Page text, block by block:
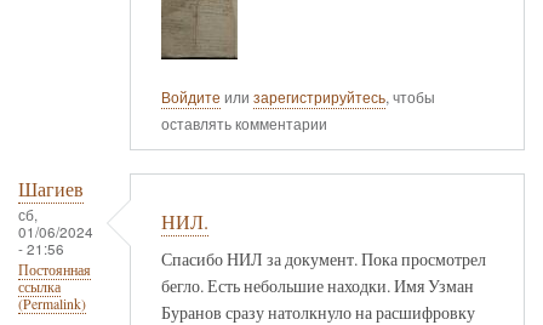
Войдите или зарегистрируйтесь, чтобы
оставлять комментарии
Шагиев
сб,
01/06/2024
- 21:56
Постоянная
ссылка
(Permalink)
НИЛ.
Спасибо НИЛ за документ. Пока просмотрел
бегло. Есть небольшие находки. Имя Узман
Буранов сразу натолкнуло на расшифровку